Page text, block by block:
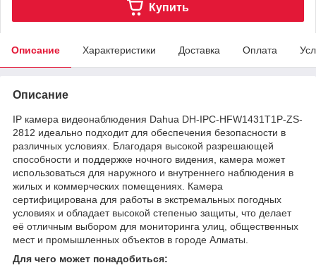
Купить
Описание Характеристики Доставка Оплата
Описание
IP камера видеонаблюдения Dahua DH-IPC-HFW1431T1P-ZS-
2812 идеально подходит для обеспечения безопасности в
различных условиях. Благодаря высокой разрешающей
способности и поддержке ночного видения, камера может
использоваться для наружного и внутреннего наблюдения в
жилых и коммерческих помещениях. Камера
сертифицирована для работы в экстремальных погодных
условиях и обладает высокой степенью защиты, что делает
её отличным выбором для мониторинга улиц, общественных
мест и промышленных объектов в городе Алматы.
Для чего может понадобиться: